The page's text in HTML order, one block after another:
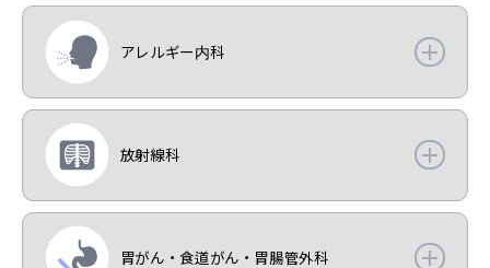
アレルギー内科
放射線科
胃がん・食道がん・胃腸管外科